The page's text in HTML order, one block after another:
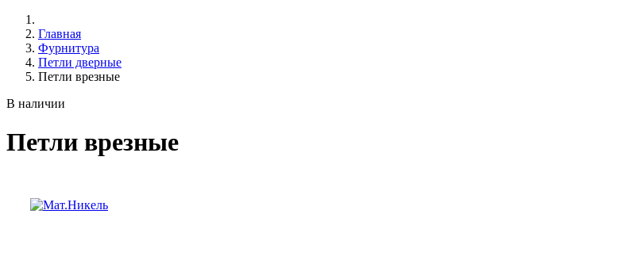
Главная
Фурнитура
Петли дверные
Петли врезные
В наличии
Петли врезные